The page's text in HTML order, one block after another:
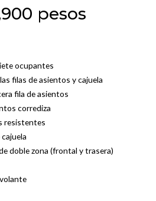
pesos
ocupantes
filas de asientos y cajuela
fila de asientos
corrediza
resistentes
doble zona (frontal y trasera)